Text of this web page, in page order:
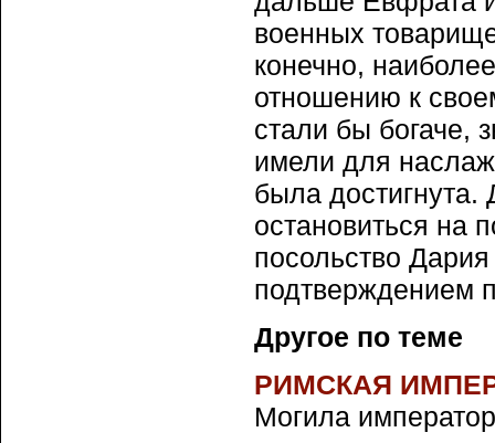
военных
конечно,
отношению к
стали бы богаче,
имели для
была
остановиться на
посольство
подтверждением
Другое по теме
РИМСКАЯ
Могила